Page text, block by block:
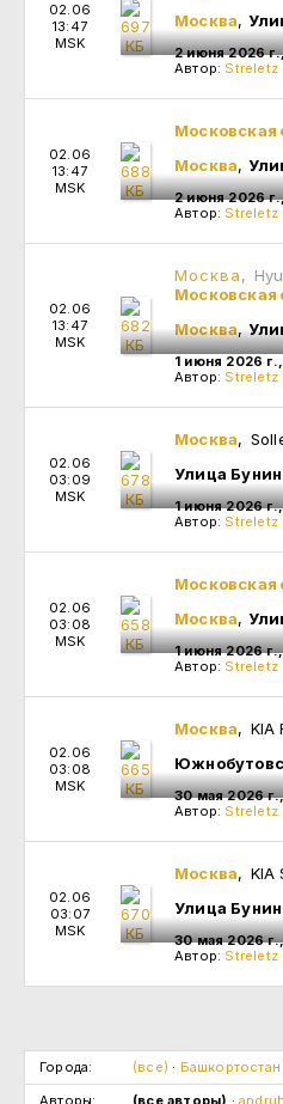
02.06
13:47
MSK
Москва,
2 июня 2026
Автор: Streletz
02.06
13:47
MSK
Московская
Москва,
2 июня 2026
Автор: Streletz
02.06
13:47
MSK
Москва,
Московская
Москва,
1 июня 2026
Автор: Streletz
02.06
03:09
MSK
Москва,
Улица
1 июня 2026
Автор: Streletz
02.06
03:08
MSK
Московская
Москва,
1 июня 2026
Автор: Streletz
02.06
03:08
MSK
Москва, KIA
30 мая 2026
Автор: Streletz
02.06
03:07
MSK
Москва, KIA
Улица
30 мая 2026
Автор: Streletz
Города: (все) · Башкортостан
Авторы:
(все авторы) ·